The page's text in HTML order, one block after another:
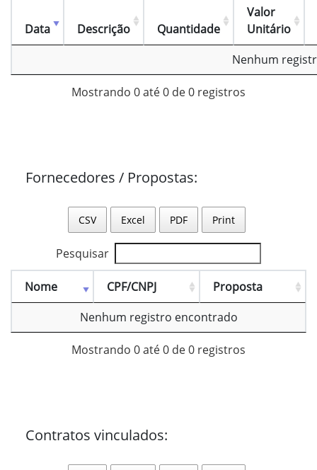
Data Descrição Quantidade
Valor
Unitário
Nenhum
Mostrando 0 até 0 de 0 registros
Fornecedores / Propostas:
CSV Excel PDF Print
Pesquisar
Nome CPF/CNPJ
Proposta
Nenhum registro encontrado
Mostrando 0 até 0 de 0 registros
Contratos vinculados: